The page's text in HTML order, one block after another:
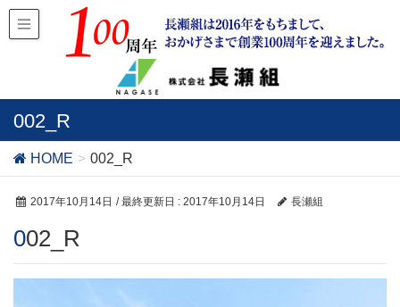
002_R
HOME 002_R
2017年10月14日 / 最終更新日 : 2017年10月14日 長瀬組
002_R